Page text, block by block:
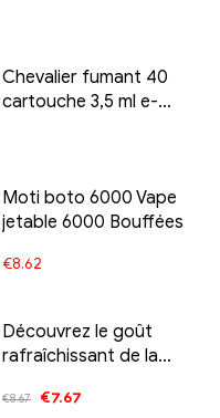
Chevalier fumant 40
cartouche 3,5 ml e-
Moti boto 6000 Vape
jetable 6000 Bouffées
€8.62
Découvrez le goût
rafraîchissant de la
Tornado 40k Vape
€8.67 €7.67